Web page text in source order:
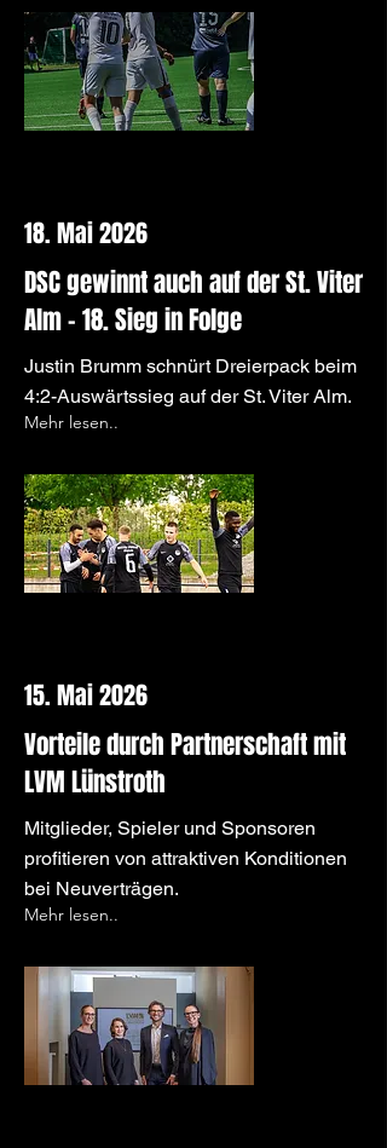
18. Mai 2026
DSC gewinnt auch auf der St. Viter
Alm – 18. Sieg in Folge
Justin Brumm schnürt Dreierpack beim
4:2-Auswärtssieg auf der St. Viter Alm.
Mehr lesen..
15. Mai 2026
Vorteile durch Partnerschaft mit
LVM Lünstroth
Mitglieder, Spieler und Sponsoren
profitieren von attraktiven Konditionen
bei Neuverträgen.
Mehr lesen..